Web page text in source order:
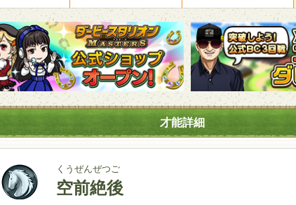
才能詳細
くうぜんぜつご
空前絶後